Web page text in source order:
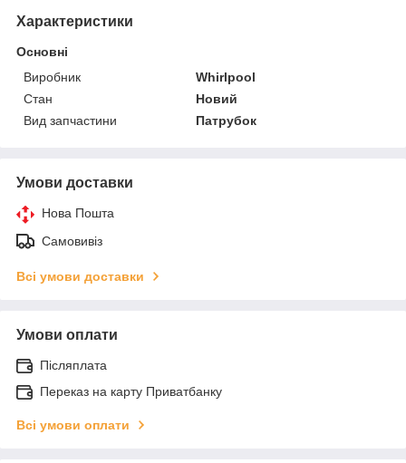
Характеристики
Основні
Виробник
Whirlpool
Стан
Новий
Вид запчастини
Патрубок
Умови доставки
Нова Пошта
Самовивіз
Всі умови доставки
Умови оплати
Післяплата
Переказ на карту Приватбанку
Всі умови оплати